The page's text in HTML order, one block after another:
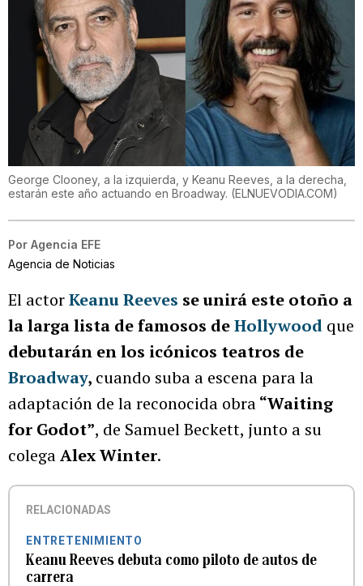
George Clooney, a la izquierda, y Keanu Reeves, a la derecha,
estarán este año actuando en Broadway. (ELNUEVODIA.COM)
Por Agencia EFE
Agencia de Noticias
El actorKeanu Reeves se unirá este otoño a
la larga lista de famosos deHollywood que
debutarán en los icónicos teatros de
Broadway, cuando suba a escena para la
adaptación de la reconocida obra“Waiting
for Godot”, de Samuel Beckett, junto a su
colegaAlex Winter.
RELACIONADAS
ENTRETENIMIENTO
Keanu Reeves debuta como piloto de autos de
carrera